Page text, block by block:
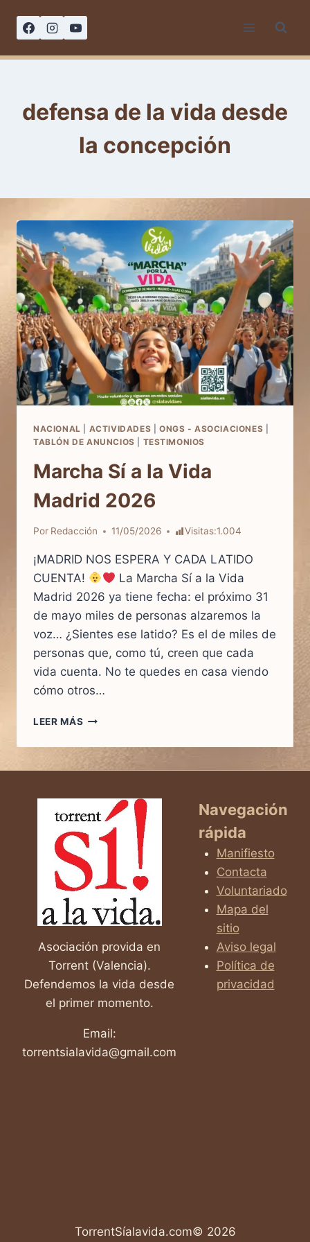
defensa de la vida desde
la concepción
NACIONAL ACTIVIDADES ONGS - ASOCIACIONES
TABLÓN DE ANUNCIOS
TESTIMONIOS
Marcha Sí a la Vida
Madrid 2026
Por Redacción 11/05/2026 Visitas:1.004
¡MADRID NOS ESPERA Y CADA LATIDO
CUENTA!
La Marcha Sí a la Vida
Madrid 2026 ya tiene fecha: el próximo 31
de mayo miles de personas alzaremos la
voz… ¿Sientes ese latido? Es el de miles de
personas que, como tú, creen que cada
vida cuenta. No te quedes en casa viendo
cómo otros…
LEER MÁS MARCHA
A
LA
Asociación provida en
Torrent (Valencia).
Defendemos la vida desde
el primer momento.
Email:
torrentsialavida@gmail.com
Navegación
rápida
Manifiesto
Contacta
Voluntariado
Mapa del
sitio
Aviso legal
Política de
privacidad
TorrentSíalavida.com© 2026